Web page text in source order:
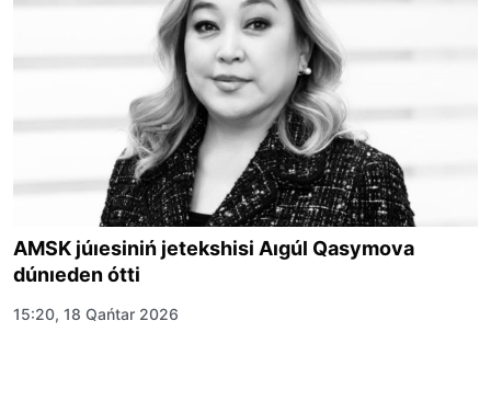
AMSK júıesiniń jetekshisi Aıgúl Qasymova
dúnıeden ótti
15:20, 18 Qańtar 2026